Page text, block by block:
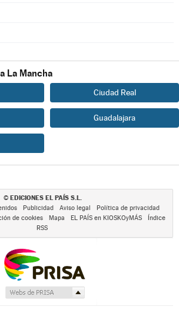
La Mancha
Ciudad Real
Guadalajara
© EDICIONES EL PAÍS S.L.
Publicidad Aviso legal
Política de privacidad
de cookies Mapa EL PAÍS en KIOSKOyMÁS
Índice
RSS